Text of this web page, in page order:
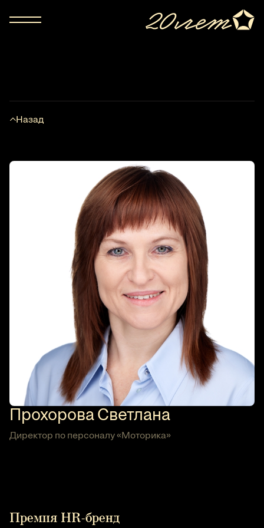
Назад
Прохорова Светлана
Директор по персоналу «Моторика»
Премия HR-бренд